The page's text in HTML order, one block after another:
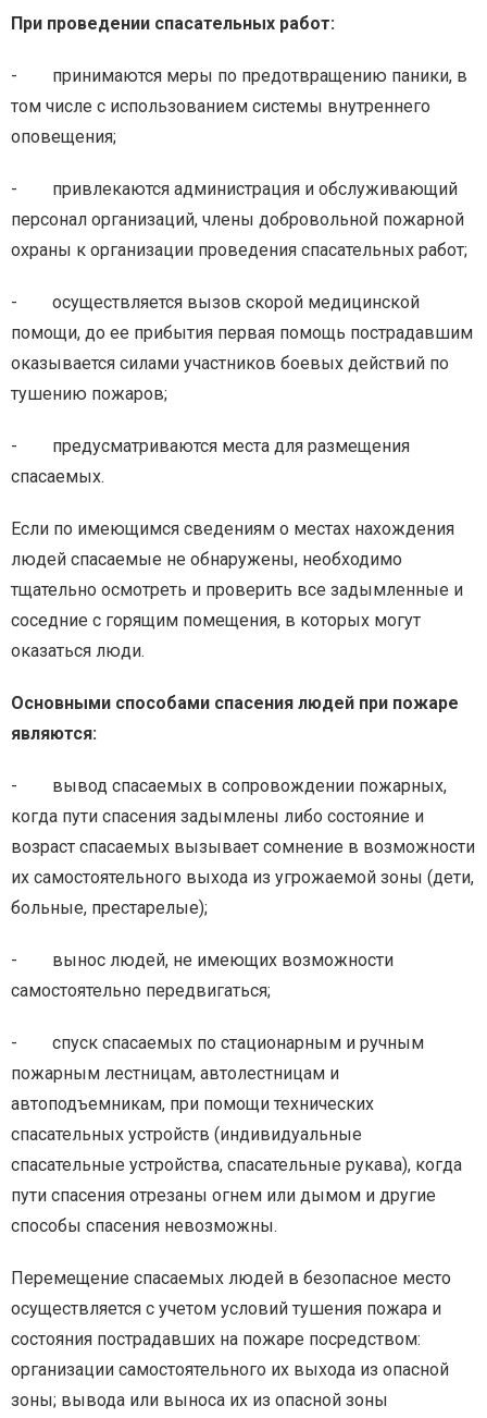
При проведении спасательных работ:
- принимаются меры по предотвращению паники, в
том числе с использованием системы внутреннего
оповещения;
- привлекаются администрация и обслуживающий
персонал организаций, члены добровольной пожарной
охраны к организации проведения спасательных работ;
- осуществляется вызов скорой медицинской
помощи, до ее прибытия первая помощь пострадавшим
оказывается силами участников боевых действий по
тушению пожаров;
- предусматриваются места для размещения
спасаемых.
Если по имеющимся сведениям о местах нахождения
людей спасаемые не обнаружены, необходимо
тщательно осмотреть и проверить все задымленные и
соседние с горящим помещения, в которых могут
оказаться люди.
Основными способами спасения людей при пожаре
являются:
- вывод спасаемых в сопровождении пожарных,
когда пути спасения задымлены либо состояние и
возраст спасаемых вызывает сомнение в возможности
их самостоятельного выхода из угрожаемой зоны (дети,
больные, престарелые);
- вынос людей, не имеющих возможности
самостоятельно передвигаться;
- спуск спасаемых по стационарным и ручным
пожарным лестницам, автолестницам и
автоподъемникам, при помощи технических
спасательных устройств (индивидуальные
спасательные устройства, спасательные рукава), когда
пути спасения отрезаны огнем или дымом и другие
способы спасения невозможны.
Перемещение спасаемых людей в безопасное место
осуществляется с учетом условий тушения пожара и
состояния пострадавших на пожаре посредством:
организации самостоятельного их выхода из опасной
зоны; вывода или выноса их из опасной зоны